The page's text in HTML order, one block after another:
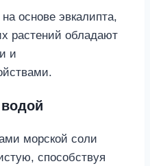
основе эвкалипта,
растений обладают
и
морской соли
способствуя